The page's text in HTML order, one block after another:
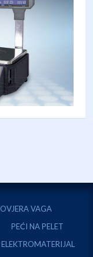
OVJERA VAGA
PEĆI NA PELET
ELEKTROMATERIJAL